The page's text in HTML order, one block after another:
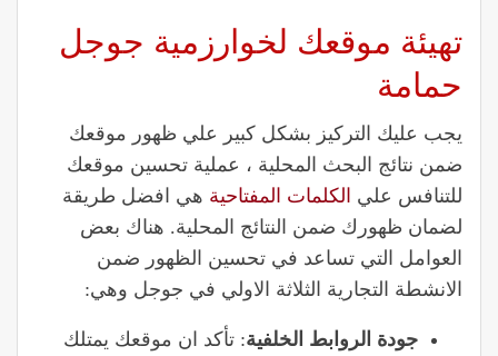
تهيئة موقعك لخوارزمية جوجل
حمامة
يجب عليك التركيز بشكل كبير علي ظهور موقعك
ضمن نتائج البحث المحلية ، عملية تحسين موقعك
للتنافس علي الكلمات المفتاحية هي افضل طريقة
لضمان ظهورك ضمن النتائج المحلية. هناك بعض
العوامل التي تساعد في تحسين الظهور ضمن
الانشطة التجارية الثلاثة الاولي في جوجل وهي:
جودة الروابط الخلفية: تأكد ان موقعك يمتلك